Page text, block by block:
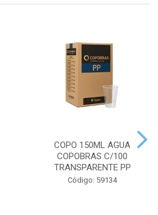
COPO 150ML AGUA
COPOBRAS C/100
TRANSPARENTE PP
Código: 59134